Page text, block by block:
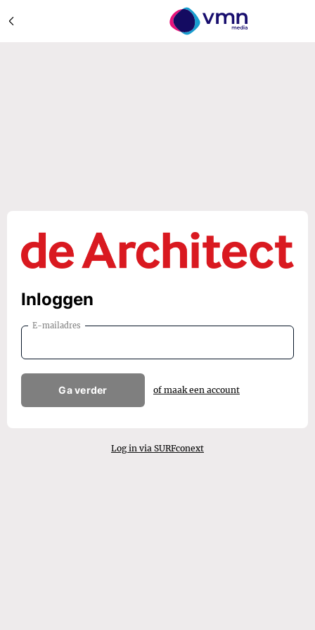
Inloggen
E-mailadres
Ga verder of maak een account
Log in via SURFconext